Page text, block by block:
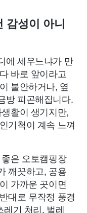
감성이 아니
에 세우느냐가 만
바로 앞이라고
불안하거나, 옆
방 피곤해집니다.
활이 생기지만,
기척이 계속 느껴
은 오토캠핑장
깨끗하고, 공용
가까운 곳이면
대로 무작정 풍경
레기 처리, 벌레